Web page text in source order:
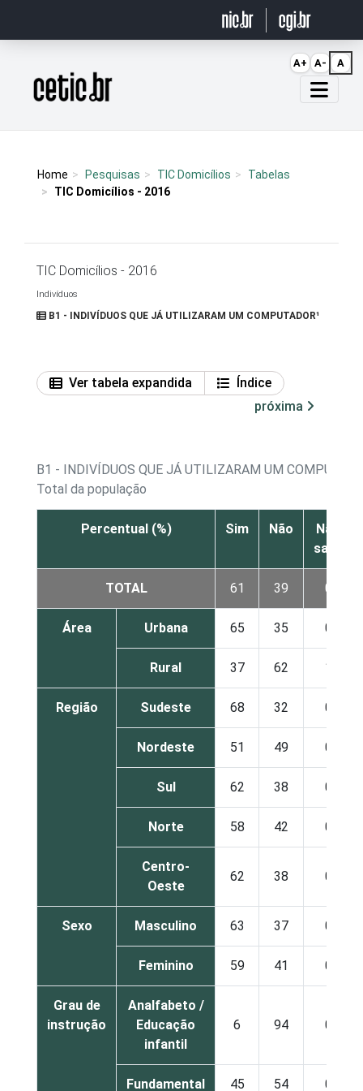
Página inicial
Home Pesquisas TIC Domicílios
Tabelas
TIC Domicílios - 2016
TIC Domicílios - 2016
Indivíduos
B1 - INDIVÍDUOS QUE JÁ UTILIZARAM UM COMPUTADOR¹
Ver tabela expandida
Índice
próxima
B1 - INDIVÍDUOS QUE JÁ UTILIZARAM UM
Total da população
Percentual (%) Sim Não
Não
sabe
TOTAL 61 39 0
Área Urbana 65 35 0
Rural 37 62 1
Região Sudeste 68 32 0
Nordeste 51 49 0
Sul 62 38 0
Norte 58 42 0
Centro-
Oeste
62 38 0
Sexo Masculino 63 37 0
Feminino 59 41 0
Grau de
instrução
Analfabeto /
Educação
infantil
6 94 0
Fundamental 45 54 0
A+ A- A